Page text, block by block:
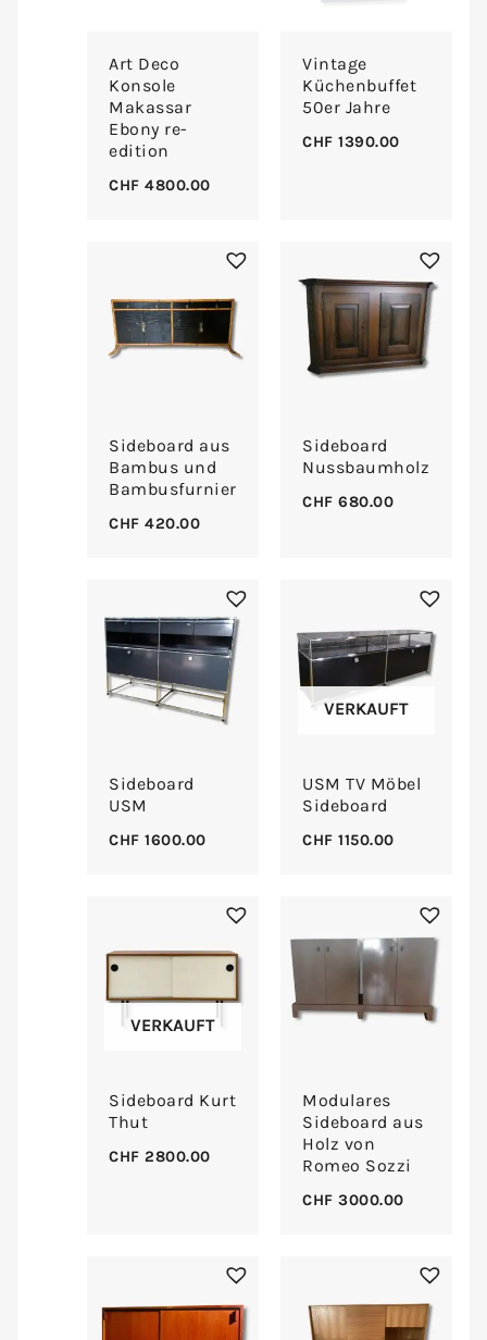
Art Deco
Konsole
Makassar
Ebony re-
edition
CHF 4800.00
Vintage
Küchenbuffet
50er Jahre
CHF 1390.00
Sideboard aus
Bambus und
Bambusfurnier
CHF 420.00
Sideboard
Nussbaumholz
CHF 680.00
Sideboard
USM
CHF 1600.00
VERKAUFT
USM TV Möbel
Sideboard
CHF 1150.00
VERKAUFT
Sideboard Kurt
Thut
CHF 2800.00
Modulares
Sideboard aus
Holz von
Romeo Sozzi
CHF 3000.00